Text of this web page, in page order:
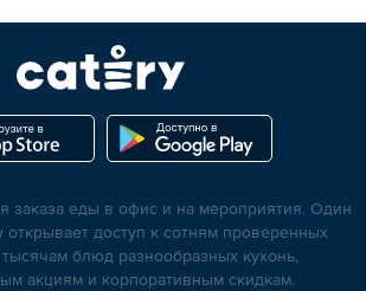
заказа еды в офис и на мероприятия. Один
открывает доступ к сотням проверенных
тысячам блюд разнообразных кухонь,
акциям и корпоративным скидкам.